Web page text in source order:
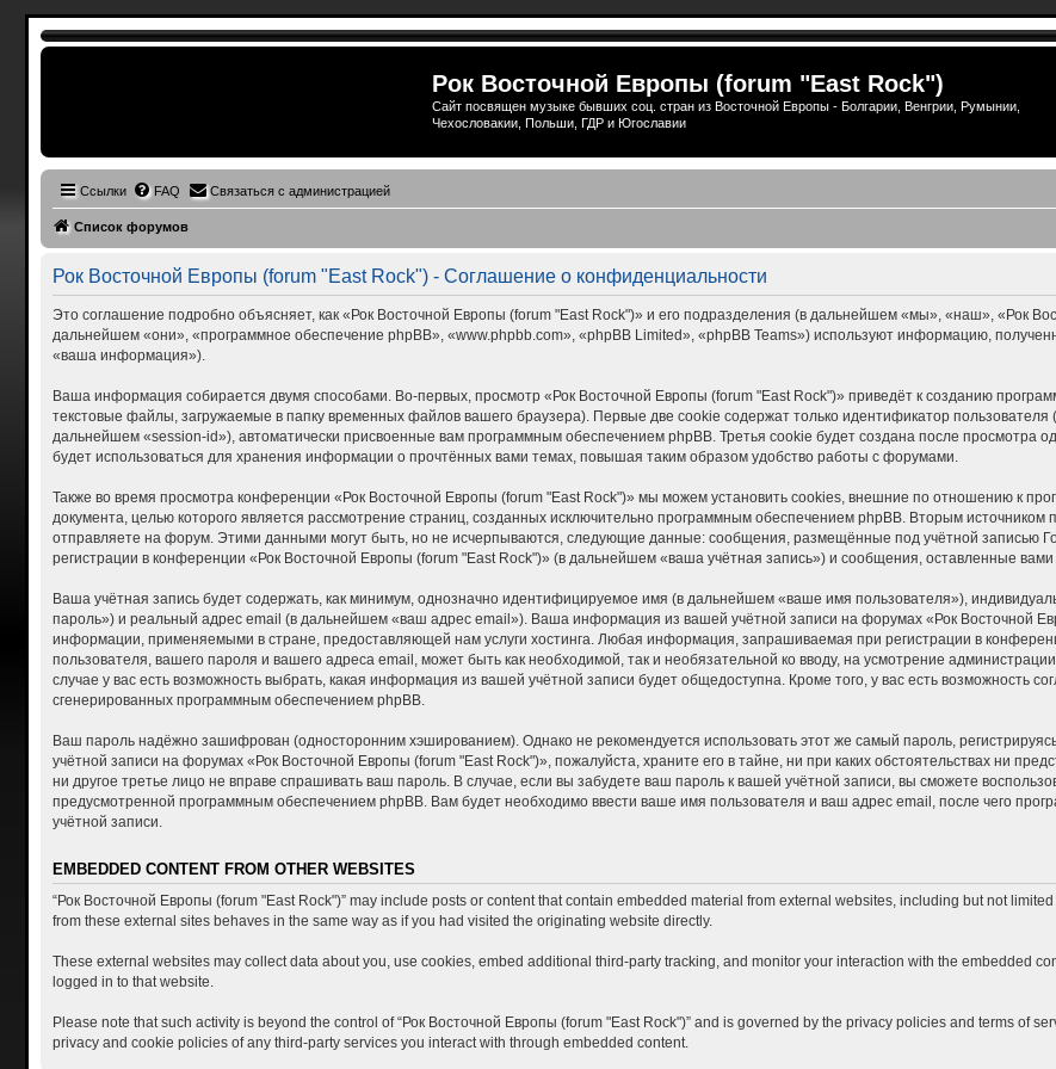
Рок Восточной Европы (forum "East Rock")
Сайт посвящен музыке бывших соц. стран из Восточной Европы - Болгарии, Венгрии, Румынии,
Чехословакии, Польши, ГДР и Югославии
Ссылки FAQ Связаться с администрацией
Список форумов
Рок Восточной Европы (forum "East Rock") - Соглашение о конфиденциальности
Это соглашение подробно объясняет, как «Рок Восточной Европы (forum "East Rock")» и его подразделения (в дальнейшем «мы», «наш», «Рок
дальнейшем «они», «программное обеспечение phpBB», «www.phpbb.com», «phpBB Limited», «phpBB Teams») используют информацию,
«ваша информация»).
Ваша информация собирается двумя способами. Во-первых, просмотр «Рок Восточной Европы (forum "East Rock")» приведёт к созданию
текстовые файлы, загружаемые в папку временных файлов вашего браузера). Первые две cookie содержат только идентификатор
дальнейшем «session-id»), автоматически присвоенные вам программным обеспечением phpBB. Третья cookie будет создана после просмотра
будет использоваться для хранения информации о прочтённых вами темах, повышая таким образом удобство работы с форумами.
Также во время просмотра конференции «Рок Восточной Европы (forum "East Rock")» мы можем установить cookies, внешние по отношению к
документа, целью которого является рассмотрение страниц, созданных исключительно программным обеспечением phpBB. Вторым
отправляете на форум. Этими данными могут быть, но не исчерпываются, следующие данные: сообщения, размещённые под учётной записью
регистрации в конференции «Рок Восточной Европы (forum "East Rock")» (в дальнейшем «ваша учётная запись») и сообщения, оставленные
Ваша учётная запись будет содержать, как минимум, однозначно идентифицируемое имя (в дальнейшем «ваше имя пользователя»),
пароль») и реальный адрес email (в дальнейшем «ваш адрес email»). Ваша информация из вашей учётной записи на форумах «Рок Восточной
информации, применяемыми в стране, предоставляющей нам услуги хостинга. Любая информация, запрашиваемая при регистрации в
пользователя, вашего пароля и вашего адреса email, может быть как необходимой, так и необязательной ко вводу, на усмотрение
случае у вас есть возможность выбрать, какая информация из вашей учётной записи будет общедоступна. Кроме того, у вас есть возможность
сгенерированных программным обеспечением phpBB.
Ваш пароль надёжно зашифрован (односторонним хэшированием). Однако не рекомендуется использовать этот же самый пароль,
учётной записи на форумах «Рок Восточной Европы (forum "East Rock")», пожалуйста, храните его в тайне, ни при каких обстоятельствах ни
ни другое третье лицо не вправе спрашивать ваш пароль. В случае, если вы забудете ваш пароль к вашей учётной записи, вы сможете
предусмотренной программным обеспечением phpBB. Вам будет необходимо ввести ваше имя пользователя и ваш адрес email, после чего
учётной записи.
EMBEDDED CONTENT FROM OTHER WEBSITES
“Рок Восточной Европы (forum "East Rock")” may include posts or content that contain embedded material from external websites, including but not
from these external sites behaves in the same way as if you had visited the originating website directly.
These external websites may collect data about you, use cookies, embed additional third-party tracking, and monitor your interaction with the embedded
logged in to that website.
Please note that such activity is beyond the control of “Рок Восточной Европы (forum "East Rock")” and is governed by the privacy policies and terms of
privacy and cookie policies of any third-party services you interact with through embedded content.